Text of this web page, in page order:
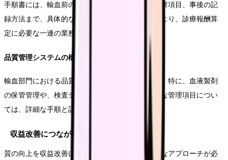
手順書には、輸血前の確認事項から、実施中の観察項目、事後の記
録方法まで、具体的な手順を明記します。これにより、診療報酬算
定に必要な一連の業務が標準化されます。
品質管理システムの構築
輸血部門における品質管理システムを構築します。特に、血液製剤
の保管管理や、検査データの精度管理など、重要な管理項目につい
ては、詳細な手順と記録方法を定めます。
収益改善につながる管理方法
質の向上を収益改善につなげるためには、戦略的なアプローチが必